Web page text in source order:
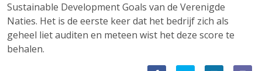
Sustainable Development Goals van de Verenigde
Naties. Het is de eerste keer dat het bedrijf zich als
geheel liet auditen en meteen wist het deze score te
behalen.